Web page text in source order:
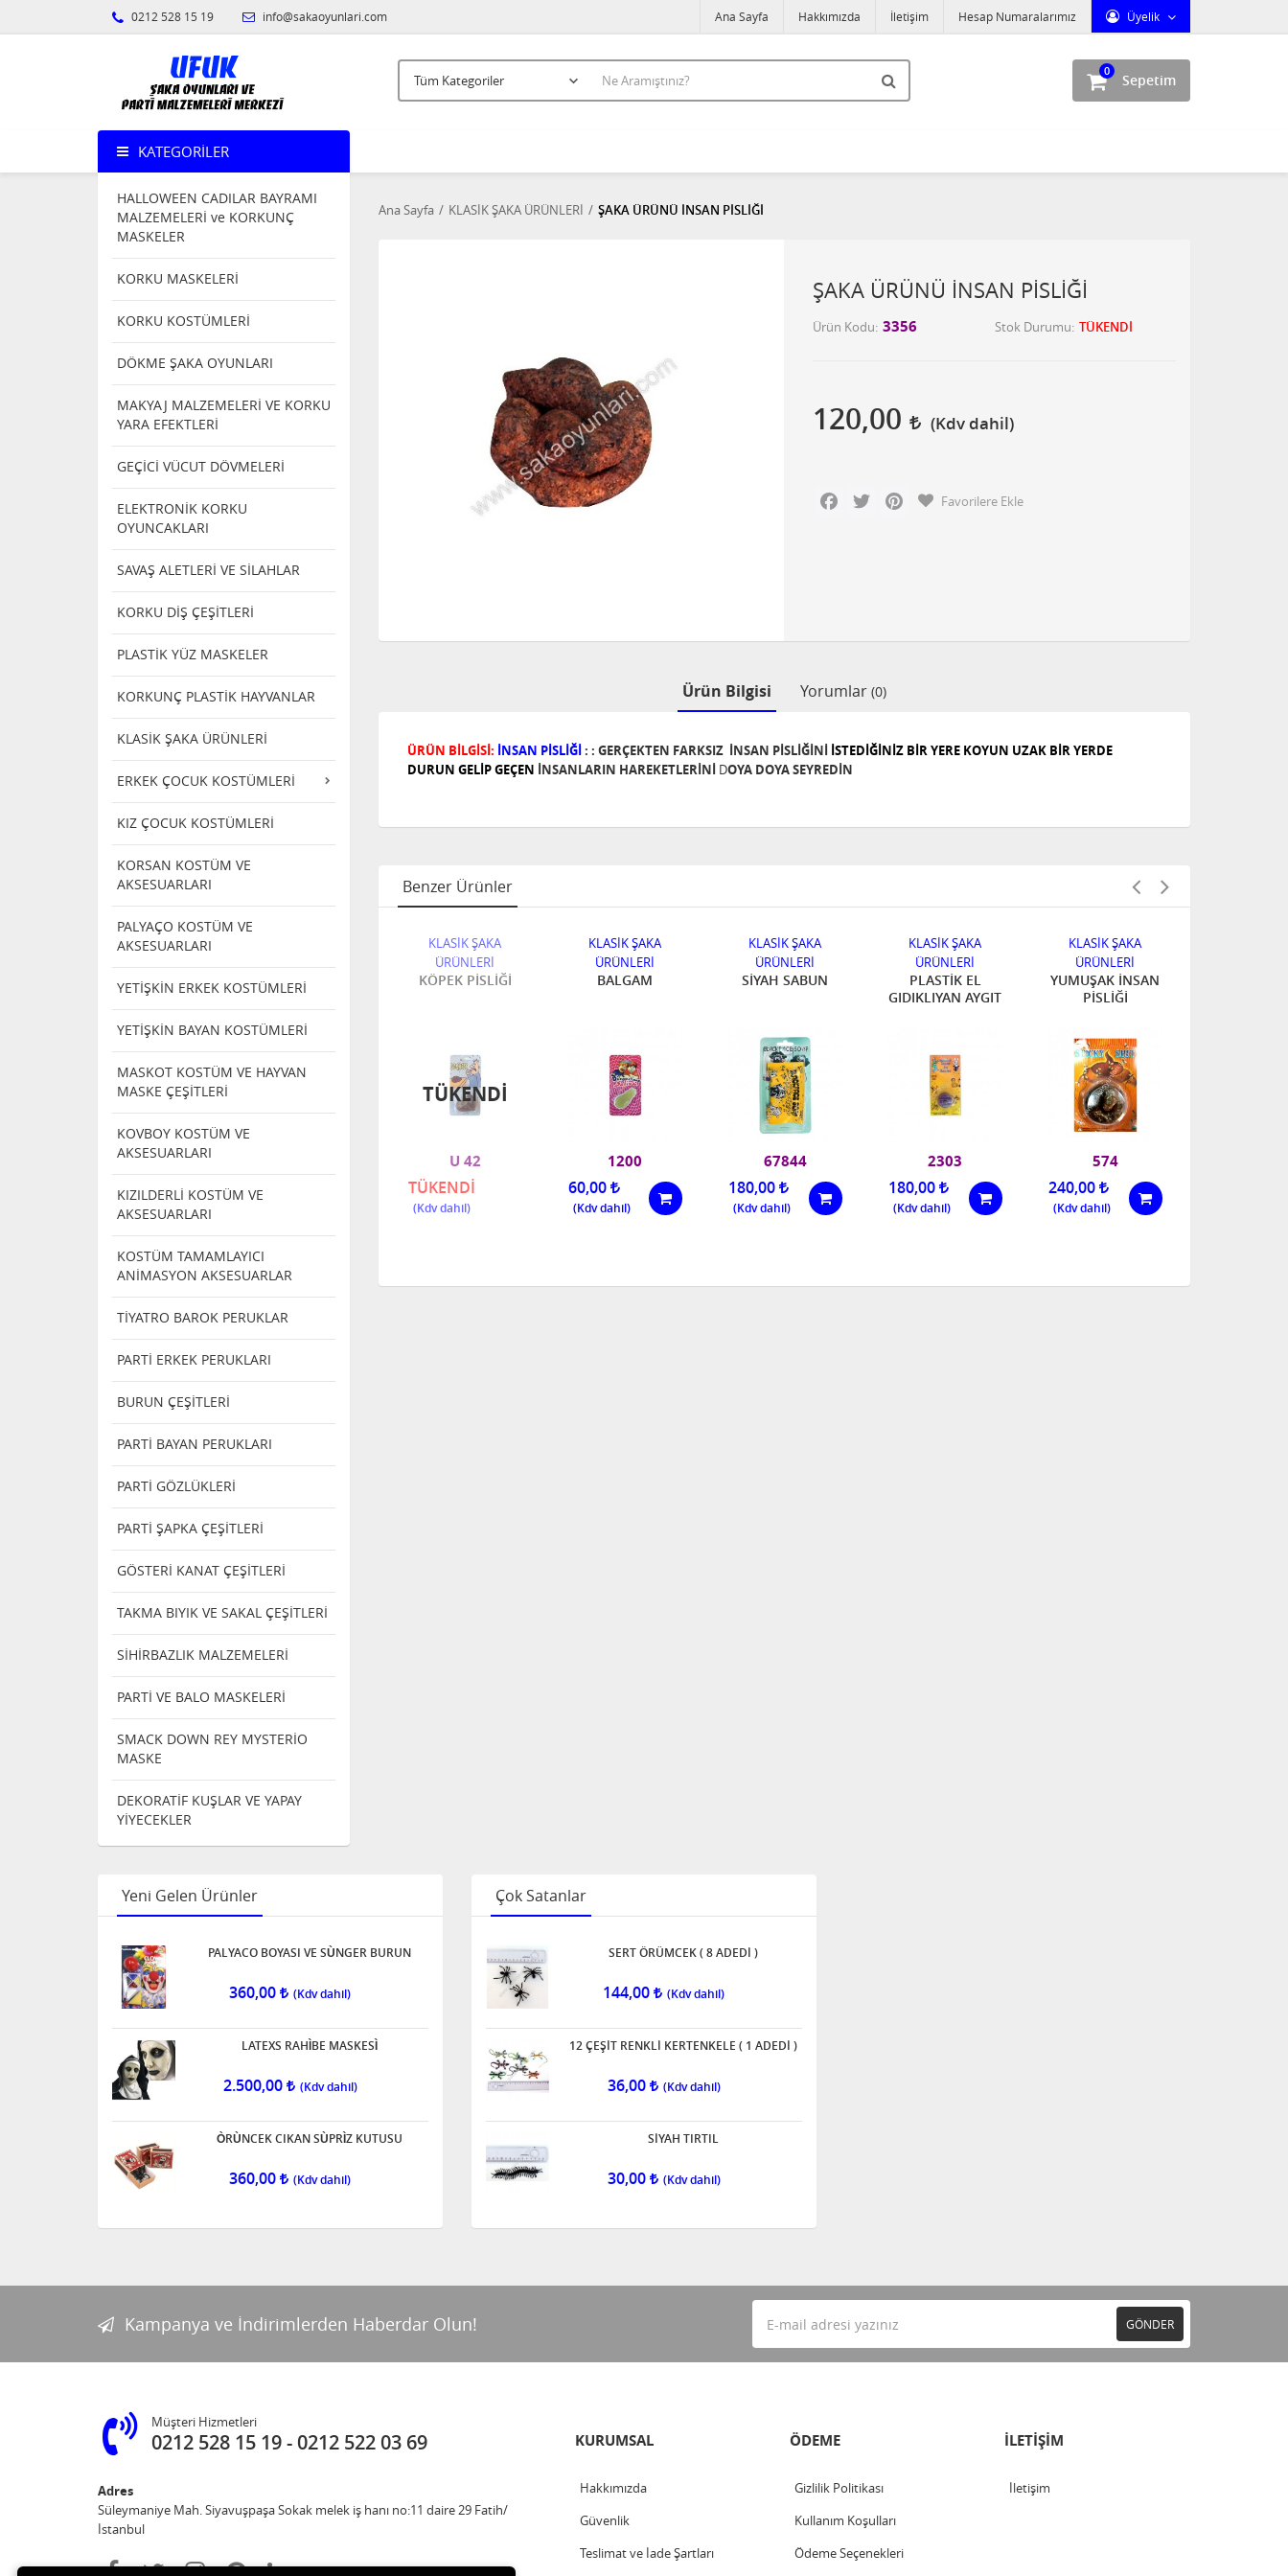
0212 528 15 19 info@sakaoyunlari.com Üyelik
Ana Sayfa Hakkımızda İletişim Hesap Numaralarımız
Sepetim
0
KATEGORILER
HALLOWEEN CADILAR BAYRAMI
MALZEMELERİ ve KORKUNÇ
MASKELER
KORKU MASKELERİ
KORKU KOSTÜMLERİ
DÖKME ŞAKA OYUNLARI
MAKYAJ MALZEMELERİ VE KORKU
YARA EFEKTLERİ
GEÇİCİ VÜCUT DÖVMELERİ
ELEKTRONİK KORKU
OYUNCAKLARI
SAVAŞ ALETLERİ VE SİLAHLAR
KORKU DİŞ ÇEŞİTLERİ
PLASTİK YÜZ MASKELER
KORKUNÇ PLASTİK HAYVANLAR
KLASİK ŞAKA ÜRÜNLERİ
ERKEK ÇOCUK KOSTÜMLERİ
KIZ ÇOCUK KOSTÜMLERİ
KORSAN KOSTÜM VE
AKSESUARLARI
PALYAÇO KOSTÜM VE
AKSESUARLARI
YETİŞKİN ERKEK KOSTÜMLERİ
YETİŞKİN BAYAN KOSTÜMLERİ
MASKOT KOSTÜM VE HAYVAN
MASKE ÇEŞİTLERİ
KOVBOY KOSTÜM VE
AKSESUARLARI
KIZILDERLİ KOSTÜM VE
AKSESUARLARI
KOSTÜM TAMAMLAYICI
ANİMASYON AKSESUARLAR
TİYATRO BAROK PERUKLAR
PARTİ ERKEK PERUKLARI
BURUN ÇEŞİTLERİ
PARTİ BAYAN PERUKLARI
PARTİ GÖZLÜKLERİ
PARTİ ŞAPKA ÇEŞİTLERİ
GÖSTERİ KANAT ÇEŞİTLERİ
TAKMA BIYIK VE SAKAL ÇEŞİTLERİ
SİHİRBAZLIK MALZEMELERİ
PARTİ VE BALO MASKELERİ
SMACK DOWN REY MYSTERİO
MASKE
DEKORATİF KUŞLAR VE YAPAY
YİYECEKLER
Ana Sayfa KLASİK ŞAKA ÜRÜNLERİ ŞAKA ÜRÜNÜ İNSAN PİSLİĞİ
ŞAKA ÜRÜNÜ İNSAN PİSLİĞİ
Ürün Kodu 3356 Stok Durumu TÜKENDİ
120,00
Facebook
Twitter PinterestFavorilere Ekle
Ürün Bilgisi Yorumlar (0)
ÜRÜN BİLGİSİ: İNSAN PİSLİĞİ : : GERÇEKTEN FARKSIZ İNSAN PİSLİĞİNİ İSTEDİĞİNİZ BİR YERE KOYUN UZAK BİR YERDE
DURUN GELİP GEÇEN İNSANLARIN HAREKETLERİNİ DOYA DOYA SEYREDİN
Benzer Ürünler
KLASİK ŞAKA
Kemik Kırığı Sesi
Veren Aygıt
1743664
240,00
İçine Geçen
Tiyatro Bıçağı
324,00
KLASİK ŞAKA
ÜRÜNLERİ
KÖPEK PİSLİĞİ
U 42
TÜKENDİ
TÜKENDI
KLASİK ŞAKA
ÜRÜNLERİ
BALGAM
1200
60,00
KLASİK ŞAKA
ÜRÜNLERİ
SİYAH SABUN
67844
180,00
KLASİK ŞAKA
ÜRÜNLERİ
PLASTİK EL
GIDIKLIYAN AYGIT
2303
180,00
KLASİK ŞAKA
ÜRÜNLERİ
YUMUŞAK İNSAN
PİSLİĞİ
574
240,00
Yeni Gelen Ürünler
PALYACO BOYASI VE SÙNGER BURUN
360,00
LATEXS RAHÌBE MASKESÌ
2.500,00
ÒRÙNCEK CIKAN SÙPRÌZ KUTUSU
360,00
Çok Satanlar
SERT ÖRÜMCEK ( 8 ADEDİ )
144,00
12 ÇEŞİT RENKLİ KERTENKELE ( 1 ADEDİ )
36,00
SİYAH TIRTIL
30,00
Kampanya ve İndirimlerden Haberdar Olun! GÖNDER
Müşteri Hizmetleri
0212 528 15 19 0212 522 03 69
Adres
Süleymaniye Mah. Siyavuşpaşa Sokak melek iş hanı no:11 daire 29 Fatih/
İstanbul
KURUMSAL
Hakkımızda
Güvenlik
Teslimat ve İade Şartları
ÖDEME
Gizlilik Politikası
Kullanım Koşulları
Ödeme Seçenekleri
İLETİŞİM
İletişim